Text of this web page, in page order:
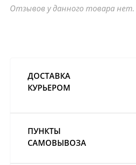
Отзывов у данного товара нет.
ДОСТАВКА
КУРЬЕРОМ
ПУНКТЫ
САМОВЫВОЗА